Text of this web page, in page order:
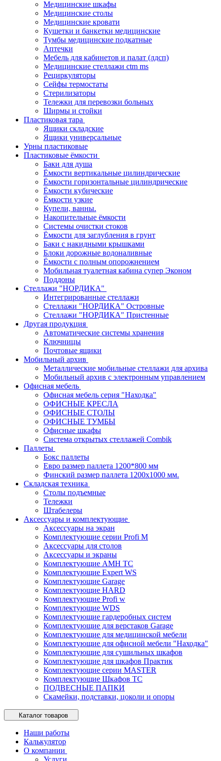
Медицинские шкафы
Медицинские столы
Медицинские кровати
Кушетки и банкетки медицинские
Тумбы медицинские подкатные
Аптечки
Мебель для кабинетов и палат (лдсп)
Медицинские стеллажи ctm ms
Рециркуляторы
Сейфы термостаты
Стерилизаторы
Тележки для перевозки больных
Ширмы и стойки
Пластиковая тара
Ящики складские
Ящики универсальные
Урны пластиковые
Пластиковые ёмкости
Баки для душа
Ёмкости вертикальные цилиндрические
Ёмкости горизонтальные цилиндрические
Ёмкости кубические
Ёмкости узкие
Купели, ванны.
Накопительные ёмкости
Системы очистки стоков
Ёмкости для заглубления в грунт
Баки с накидными крышками
Блоки дорожные водоналивные
Ёмкости с полным опорожнением
Мобильная туалетная кабина супер Эконом
Поддоны
Стеллажи "НОРДИКА"
Интегрированные стеллажи
Стеллажи "НОРДИКА" Островные
Стеллажи "НОРДИКА" Пристенные
Другая продукция
Автоматические системы хранения
Ключницы
Почтовые ящики
Мобильный архив
Металлические мобильные стеллажи для архива
Мобильный архив с электронным управлением
Офисная мебель
Офисная мебель серия "Находка"
ОФИСНЫЕ КРЕСЛА
ОФИСНЫЕ СТОЛЫ
ОФИСНЫЕ ТУМБЫ
Офисные шкафы
Система открытых стеллажей Combik
Паллеты
Бокс паллеты
Евро размер паллета 1200*800 мм
Финский размер паллета 1200х1000 мм.
Складская техника
Столы подъемные
Тележки
Штабелеры
Аксессуары и комплектующие
Аксессуары на экран
Комплектующие серии Profi M
Аксессуары для столов
Аксессуары и экраны
Комплектующие AMH TC
Комплектующие Expert WS
Комплектующие Garage
Комплектующие HARD
Комплектующие Profi w
Комплектующие WDS
Комплектующие гардеробных систем
Комплектующие для верстаков Garage
Комплектующие для медицинской мебели
Комплектующие для офисной мебели "Находка"
Комплектующие для сушильных шкафов
Комплектующие для шкафов Практик
Комплектующие серии MASTER
Комплектующие Шкафов ТС
ПОДВЕСНЫЕ ПАПКИ
Скамейки, подставки, цоколи и опоры
Каталог товаров
Наши работы
Калькулятор
О компании
Услуги